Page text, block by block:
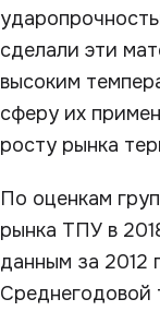
сделали эти
высоким
сферу их
росту рынка
По оценкам
рынка ТПУ в
данным за 2012
Среднегодовой